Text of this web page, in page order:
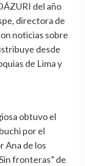
del año
directora de
noticias sobre
desde
de Lima y
obtuvo el
por el
Ana de los
fronteras” de